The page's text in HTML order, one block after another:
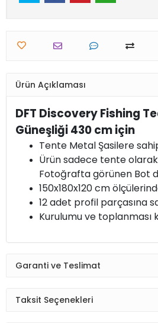
Ürün Açıklaması
DFT Discovery Fishing
Güneşliği 430 cm için
Tente Metal Şasilere
Ürün sadece tente
Fotoğrafta görünen Bot
150x180x120 cm
12 adet profil parçasına
Kurulumu ve toplanması
Garanti ve Teslimat
Taksit Seçenekleri